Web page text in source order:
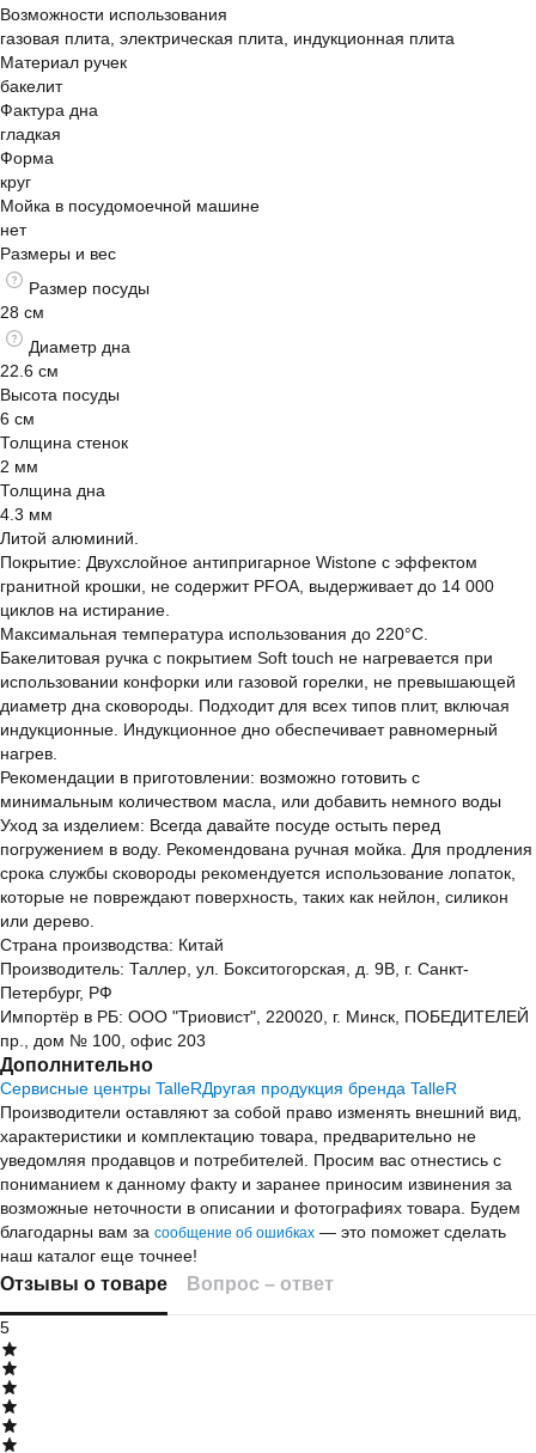
Возможности использования
газовая плита, электрическая плита, индукционная плита
Материал ручек
бакелит
Фактура дна
гладкая
Форма
круг
Мойка в посудомоечной машине
нет
Размеры и вес
Размер посуды
28 см
Диаметр дна
22.6 см
Высота посуды
6 см
Толщина стенок
2 мм
Толщина дна
4.3 мм
Литой алюминий.
Покрытие: Двухслойное антипригарное Wistone с эффектом
гранитной крошки, не содержит PFOA, выдерживает до 14 000
циклов на истирание.
Максимальная температура использования до 220°C.
Бакелитовая ручка с покрытием Soft touch не нагревается при
использовании конфорки или газовой горелки, не превышающей
диаметр дна сковороды. Подходит для всех типов плит, включая
индукционные. Индукционное дно обеспечивает равномерный
нагрев.
Рекомендации в приготовлении: возможно готовить с
минимальным количеством масла, или добавить немного воды
Уход за изделием: Всегда давайте посуде остыть перед
погружением в воду. Рекомендована ручная мойка. Для продления
срока службы сковороды рекомендуется использование лопаток,
которые не повреждают поверхность, таких как нейлон, силикон
или дерево.
Страна производства: Китай
Производитель: Таллер, ул. Бокситогорская, д. 9В, г. Санкт-
Петербург, РФ
Импортёр в РБ: ООО "Триовист", 220020, г. Минск, ПОБЕДИТЕЛЕЙ
пр., дом № 100, офис 203
Дополнительно
Сервисные центры TalleRДругая продукция бренда TalleR
Производители оставляют за собой право изменять внешний вид,
характеристики и комплектацию товара, предварительно не
уведомляя продавцов и потребителей. Просим вас отнестись с
пониманием к данному факту и заранее приносим извинения за
возможные неточности в описании и фотографиях товара.
Будем
благодарны вам за сообщение об ошибках — это поможет сделать
наш каталог еще точнее!
Отзывы о товаре Вопрос – ответ
5